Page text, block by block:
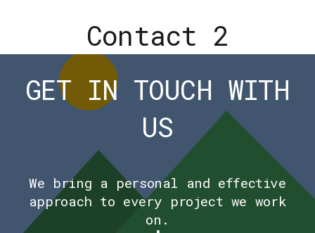
Contact 2
GET IN TOUCH WITH
US
We bring a personal and effective
approach to every project we work
on.